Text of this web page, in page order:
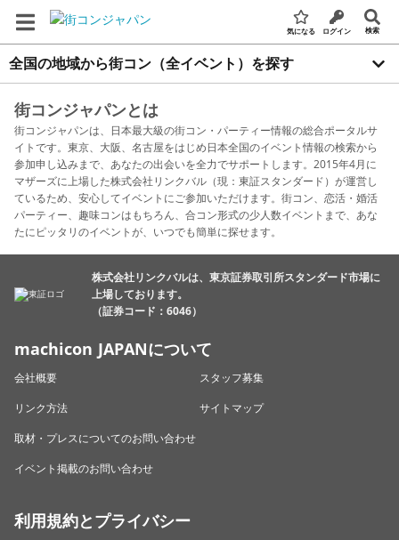
気になる ログイン 検索
全国の地域から街コン（全イベント）を探す
街コンジャパンとは
街コンジャパンは、日本最大級の街コン・パーティー情報の総合ポータルサ
イトです。東京、大阪、名古屋をはじめ日本全国のイベント情報の検索から
参加申し込みまで、あなたの出会いを全力でサポートします。2015年4月に
マザーズに上場した株式会社リンクバル（現：東証スタンダード）が運営し
ているため、安心してイベントにご参加いただけます。街コン、恋活・婚活
パーティー、趣味コンはもちろん、合コン形式の少人数イベントまで、あな
たにピッタリのイベントが、いつでも簡単に探せます。
株式会社リンクバルは、東京証券取引所スタンダード市場に
上場しております。
（証券コード：6046）
machicon JAPANについて
会社概要
スタッフ募集
リンク方法
サイトマップ
取材・プレスについてのお問い合わせ
イベント掲載のお問い合わせ
利用規約とプライバシー